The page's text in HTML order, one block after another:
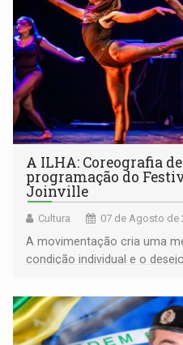
A ILHA: Coreografia
programação do
Joinville
Cultura 07 de Agosto de
A movimentação cria uma
condição individual e o